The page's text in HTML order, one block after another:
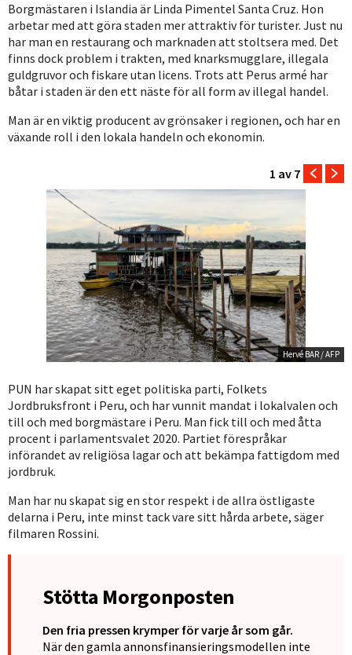
Borgmästaren i Islandia är Linda Pimentel Santa Cruz. Hon
arbetar med att göra staden mer attraktiv för turister. Just nu
har man en restaurang och marknaden att stoltsera med. Det
finns dock problem i trakten, med knarksmugglare, illegala
guldgruvor och fiskare utan licens. Trots att Perus armé har
båtar i staden är den ett näste för all form av illegal handel.
Man är en viktig producent av grönsaker i regionen, och har en
växande roll i den lokala handeln och ekonomin.
1 av 7
Hervé BAR / AFP
PUN har skapat sitt eget politiska parti, Folkets
Jordbruksfront i Peru, och har vunnit mandat i lokalvalen och
till och med borgmästare i Peru. Man fick till och med åtta
procent i parlamentsvalet 2020. Partiet förespråkar
införandet av religiösa lagar och att bekämpa fattigdom med
jordbruk.
Man har nu skapat sig en stor respekt i de allra östligaste
delarna i Peru, inte minst tack vare sitt hårda arbete, säger
filmaren Rossini.
Stötta Morgonposten
Den fria pressen krymper för varje år som går.
När den gamla annonsfinansieringsmodellen inte